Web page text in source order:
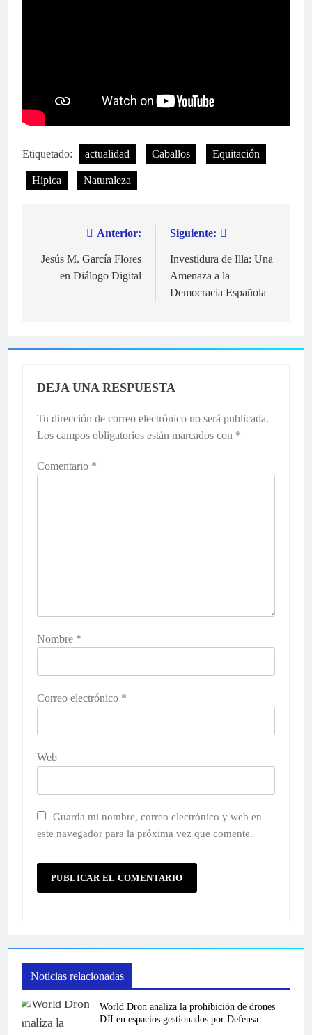
Etiquetado: actualidad Caballos Equitación
Hípica Naturaleza
Navegación
de
Anterior:
Jesús M. García Flores
en Diálogo Digital
Siguiente:
Investidura de Illa: Una
Amenaza a la
Democracia Española
DEJA UNA RESPUESTA
Tu dirección de correo electrónico no será publicada.
Los campos obligatorios están marcados con *
Comentario *
Nombre *
Correo electrónico *
Web
Guarda mi nombre, correo electrónico y web en
este navegador para la próxima vez que comente.
Noticias relacionadas
World Dron analiza la prohibición de drones
DJI en espacios gestionados por Defensa